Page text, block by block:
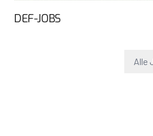
DEF-JOBS